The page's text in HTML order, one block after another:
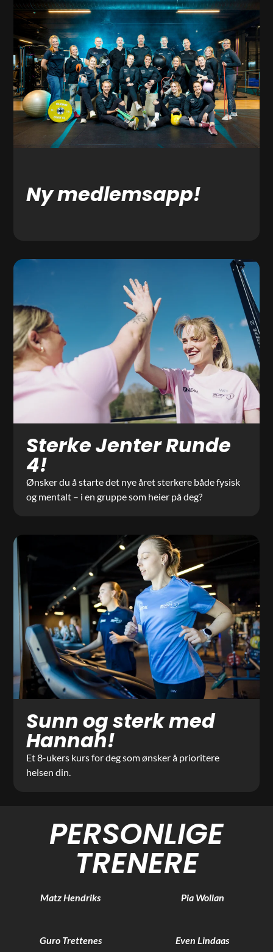
Ny medlemsapp!
Sterke Jenter Runde
4!
Ønsker du å starte det nye året sterkere både fysisk
og mentalt – i en gruppe som heier på deg?
Sunn og sterk med
Hannah!
Et 8-ukers kurs for deg som ønsker å prioritere
helsen din.
PERSONLIGE
TRENERE
Matz Hendriks Pia Wollan
Guro Trettenes Even Lindaas